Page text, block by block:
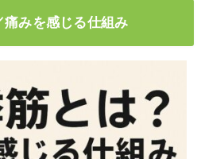
痛みを感じる仕組み